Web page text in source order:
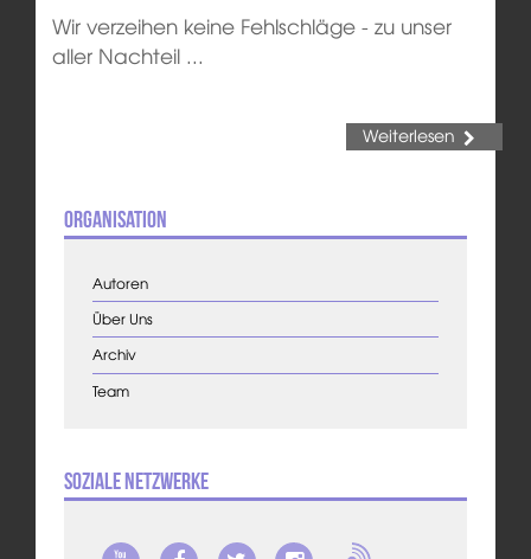
Wir verzeihen keine Fehlschläge - zu unser
aller Nachteil ...
Weiterlesen
Organisation
Autoren
Über Uns
Archiv
Team
Soziale Netzwerke